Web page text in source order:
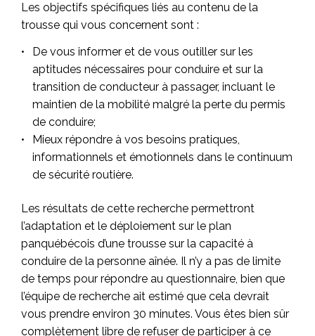
Les objectifs spécifiques liés au contenu de la
trousse qui vous concernent sont :
De vous informer et de vous outiller sur les
aptitudes nécessaires pour conduire et sur la
transition de conducteur à passager, incluant le
maintien de la mobilité malgré la perte du permis
de conduire;
Mieux répondre à vos besoins pratiques,
informationnels et émotionnels dans le continuum
de sécurité routière.
Les résultats de cette recherche permettront
l’adaptation et le déploiement sur le plan
panquébécois d’une trousse sur la capacité à
conduire de la personne aînée. Il n’y a pas de limite
de temps pour répondre au questionnaire, bien que
l’équipe de recherche ait estimé que cela devrait
vous prendre environ 30 minutes. Vous êtes bien sûr
complètement libre de refuser de participer à ce